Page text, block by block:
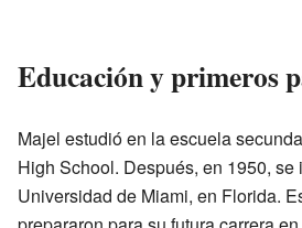
Educación y primeros
Majel estudió en la escuela
High School. Después, en 1950, se
Universidad de Miami, en Florida.